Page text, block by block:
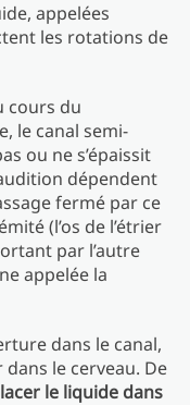
appelées
les rotations de
cours du
le canal semi-
ou ne s’épaissit
dépendent
fermé par ce
(l’os de l’étrier
par l’autre
appelée la
dans le canal,
le cerveau. De
le liquide dans